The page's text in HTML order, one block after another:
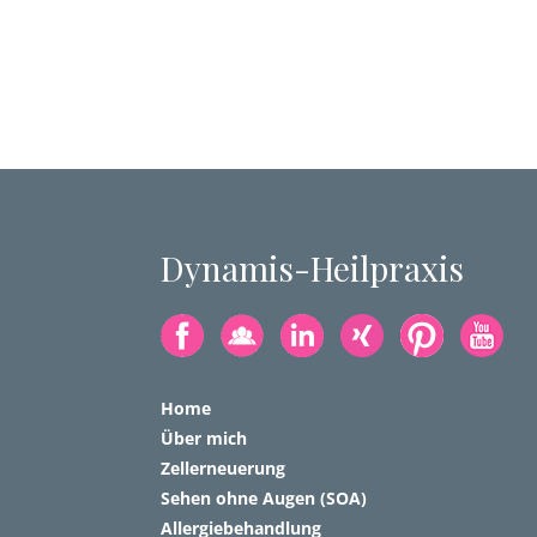
Dynamis-Heilpraxis
Home
Über mich
Zellerneuerung
Sehen ohne Augen (SOA)
Allergiebehandlung